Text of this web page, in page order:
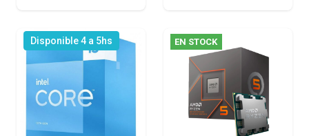
Disponible 4 a 5hs EN STOCK